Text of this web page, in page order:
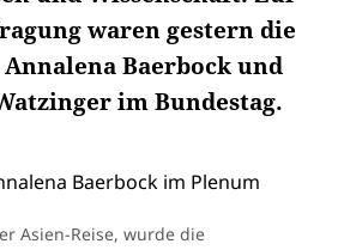
waren gestern die
Baerbock und
im Bundestag.
Asien-Reise, wurde die